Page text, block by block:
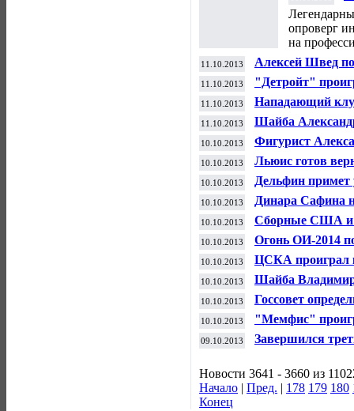
опроверг
на
11.10.2013
Алексей Швед
предсезонном
11.10.2013
"Детройт"
чемпионата НХЛ
11.10.2013
Нападающий
пропустит два
11.10.2013
Шайба
поражения в
10.10.2013
Фигурист
пропустить
10.10.2013 Льюис готов
10.10.2013
Дельфин примет
Сочи-2014
10.10.2013
Динара Сафина
завершении
10.10.2013
Сборные США и
матч в
10.10.2013
Огонь ОИ-2014
Московской
10.10.2013
ЦСКА проиграл
выставочном
10.10.2013
Шайба
победить
10.10.2013
Госсовет
в России
10.10.2013
"Мемфис"
НБА
09.10.2013
Завершился
Новости 3641 - 3660 из
Начало | Пред. | 178 179 180
Конец